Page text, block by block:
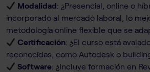
Modalidad: ¿Presencial, online o
incorporado al mercado laboral, lo
metodología online flexible que se
Certificación: ¿El curso está
reconocidas, como Autodesk o
Software: ¿Incluye formación en